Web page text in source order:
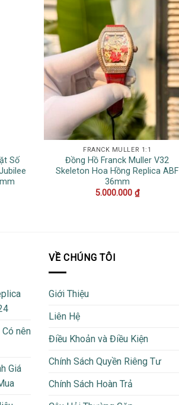
Số
FRANCK MULLER 1:1
Đồng Hồ Franck Muller V32
Skeleton Hoa Hồng Replica ABF
36mm
5.000.000 ₫
nên
Giá
VỀ CHÚNG TÔI
Giới Thiệu
Liên Hệ
Điều Khoản và Điều Kiện
Chính Sách Quyền Riêng Tư
Chính Sách Hoàn Trả